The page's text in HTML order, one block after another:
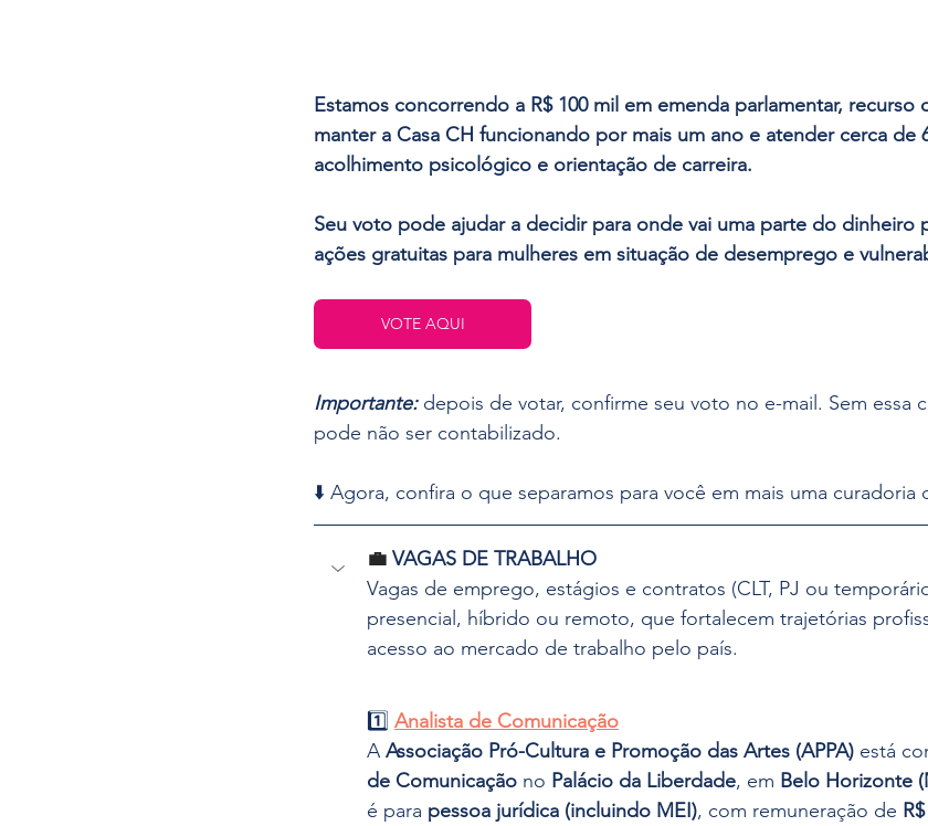
Estamos concorrendo a R$ 100 mil em emenda parlamentar, recurso
manter a Casa CH funcionando por mais um ano e atender cerca de
acolhimento psicológico e orientação de carreira.
Seu voto pode ajudar a decidir para onde vai uma parte do dinheiro
ações gratuitas para mulheres em situação de desemprego e
VOTE AQUI
Importante: depois de votar, confirme seu voto no e-mail. Sem essa
pode não ser contabilizado.
⬇️ Agora, confira o que separamos para você em mais uma curadoria
💼 VAGAS DE TRABALHO
Vagas de emprego, estágios e contratos (CLT, PJ ou
presencial, híbrido ou remoto, que fortalecem trajetórias
acesso ao mercado de trabalho pelo país.
1️⃣ Analista de Comunicação
A Associação Pró-Cultura e Promoção das Artes (APPA) está
de Comunicação no Palácio da Liberdade, em Belo Horizonte
é para pessoa jurídica (incluindo MEI), com remuneração de